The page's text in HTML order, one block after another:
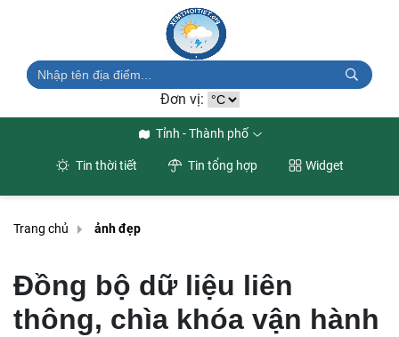
Đơn vị:
Tỉnh - Thành phố
Tin thời tiết Tin tổng hợp Widget
Trang chủ ảnh đẹp
Đồng bộ dữ liệu liên
thông, chìa khóa vận hành